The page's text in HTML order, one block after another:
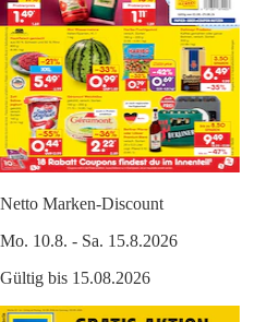
Netto Marken-Discount
Mo. 10.8. - Sa. 15.8.2026
Gültig bis 15.08.2026